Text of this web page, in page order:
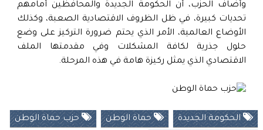
وأضاف الحزب، أن الحكومة الجديدة والمحافظين أمامهم
تحديات كبيرة، في ظل الظروف الاقتصادية الصعبة، وكذلك
الأوضاع العالمية، الأمر الذي يحتم ضرورة التركيز على وضع
حلول جذرية لكافة المشكلات وفي مقدمتها الملف
الاقتصادي الذي يمثل ركيزة هامة في هذه المرحلة.
الحكومة الجديدة حماة الوطن حزب حماة الوطن